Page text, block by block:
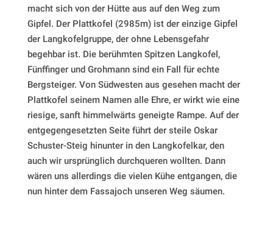
macht sich von der Hütte aus auf den Weg zum
Gipfel. Der Plattkofel (2985m) ist der einzige Gipfel
der Langkofelgruppe, der ohne Lebensgefahr
begehbar ist. Die berühmten Spitzen Langkofel,
Fünffinger und Grohmann sind ein Fall für echte
Bergsteiger. Von Südwesten aus gesehen macht der
Plattkofel seinem Namen alle Ehre, er wirkt wie eine
riesige, sanft himmelwärts geneigte Rampe. Auf der
entgegengesetzten Seite führt der steile Oskar
Schuster-Steig hinunter in den Langkofelkar, den
auch wir ursprünglich durchqueren wollten. Dann
wären uns allerdings die vielen Kühe entgangen, die
nun hinter dem Fassajoch unseren Weg säumen.